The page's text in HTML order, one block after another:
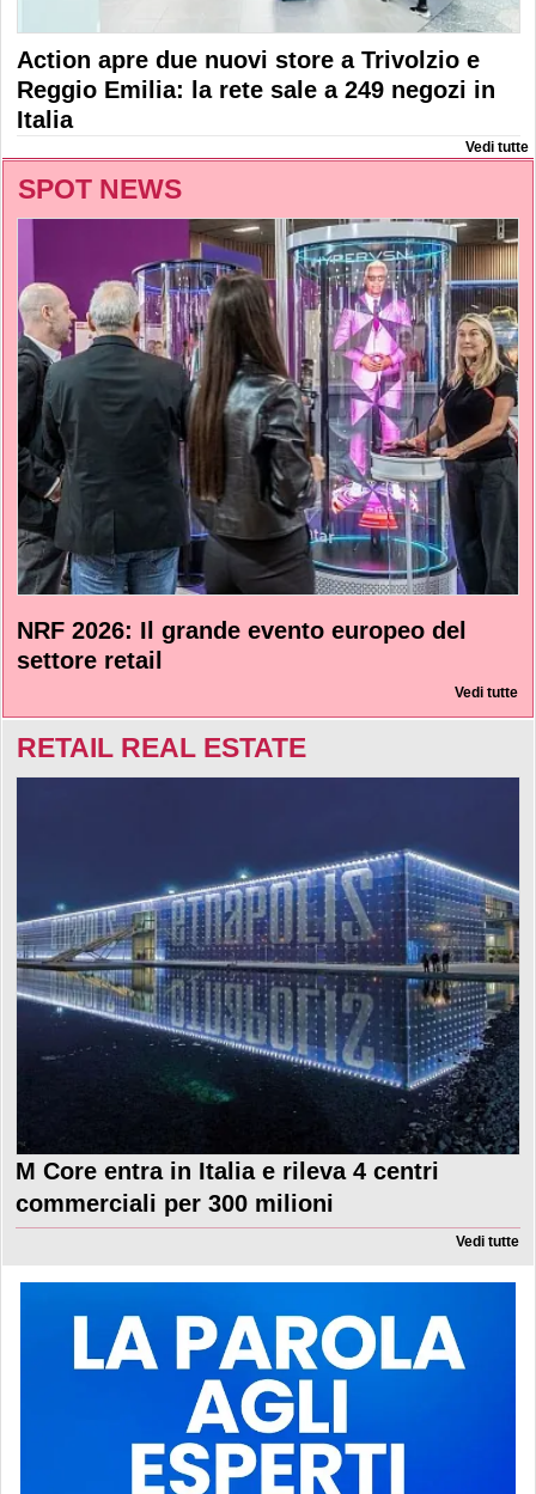
Action apre due nuovi store a Trivolzio e
Reggio Emilia: la rete sale a 249 negozi in
Italia
Vedi tutte
SPOT NEWS
NRF 2026: Il grande evento europeo del
settore retail
Vedi tutte
RETAIL REAL ESTATE
M Core entra in Italia e rileva 4 centri
commerciali per 300 milioni
Vedi tutte